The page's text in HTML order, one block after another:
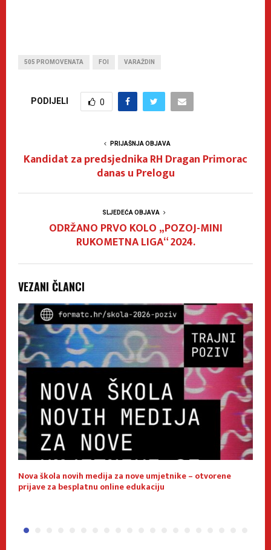
505 PROMOVENATA FOI VARAŽDIN
PODIJELI 0
PRIJAŠNJA OBJAVA
Kandidat za predsjednika RH Dragan Primorac
danas u Prelogu
SLJEDEĆA OBJAVA
ODRŽANO PRVO KOLO „POZOJ-MINI
RUKOMETNA LIGA“ 2024.
VEZANI ČLANCI
Nova škola novih medija za nove umjetnike – otvorene
prijave za besplatnu online edukaciju